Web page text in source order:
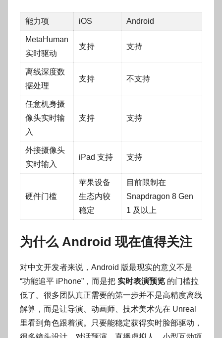
能力项 iOS Android
MetaHuman
实时驱动
支持 支持
离线深度数
据处理
支持 不支持
任意机身摄
像头实时输
入
支持 支持
外接摄像头
实时输入
iPad 支持 支持
硬件门槛
苹果设备
生态内较
稳定
目前限制在
Snapdragon 8 Gen
1 及以上
为什么 Android 现在值得关注
对中文开发者来说，Android 版最现实的意义不是
“功能追平 iPhone”，而是把 实时表演预览 的门槛拉
低了。很多团队真正需要的第一步并不是高精度离线
解算，而是让导演、动画师、技术美术先在 Unreal
里看到角色跟着演。只要能稳定获得实时脸部驱动，